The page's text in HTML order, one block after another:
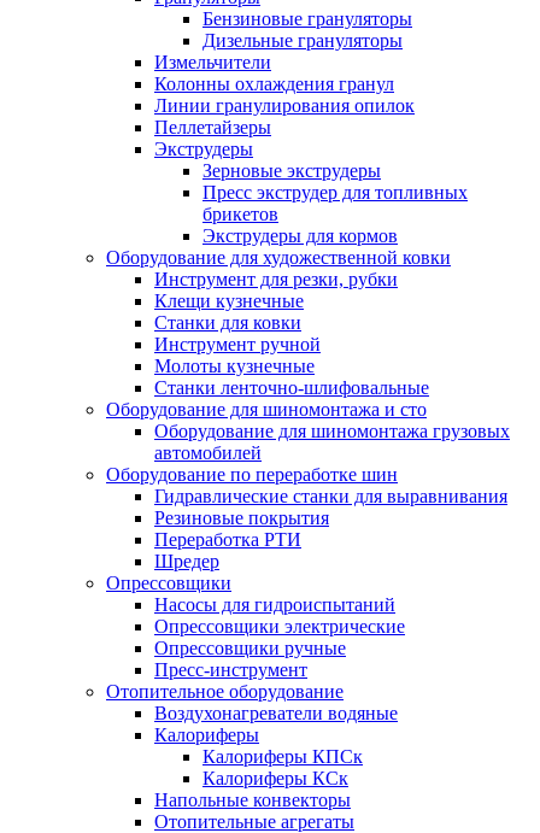
Бензиновые грануляторы
Дизельные грануляторы
Измельчители
Колонны охлаждения гранул
Линии гранулирования опилок
Пеллетайзеры
Экструдеры
Зерновые экструдеры
Пресс экструдер для топливных
брикетов
Экструдеры для кормов
Оборудование для художественной ковки
Инструмент для резки, рубки
Клещи кузнечные
Станки для ковки
Инструмент ручной
Молоты кузнечные
Станки ленточно-шлифовальные
Оборудование для шиномонтажа и сто
Оборудование для шиномонтажа грузовых
автомобилей
Оборудование по переработке шин
Гидравлические станки для выравнивания
Резиновые покрытия
Переработка РТИ
Шредер
Опрессовщики
Насосы для гидроиспытаний
Опрессовщики электрические
Опрессовщики ручные
Пресс-инструмент
Отопительное оборудование
Воздухонагреватели водяные
Калориферы
Калориферы КПСк
Калориферы КСк
Напольные конвекторы
Отопительные агрегаты